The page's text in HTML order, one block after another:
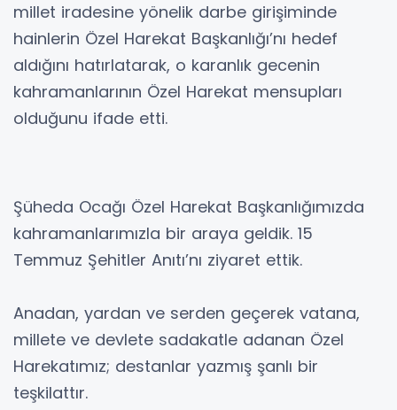
millet iradesine yönelik darbe girişiminde
hainlerin Özel Harekat Başkanlığı’nı hedef
aldığını hatırlatarak, o karanlık gecenin
kahramanlarının Özel Harekat mensupları
olduğunu ifade etti.
Şüheda Ocağı Özel Harekat Başkanlığımızda
kahramanlarımızla bir araya geldik. 15
Temmuz Şehitler Anıtı’nı ziyaret ettik.
Anadan, yardan ve serden geçerek vatana,
millete ve devlete sadakatle adanan Özel
Harekatımız; destanlar yazmış şanlı bir
teşkilattır.